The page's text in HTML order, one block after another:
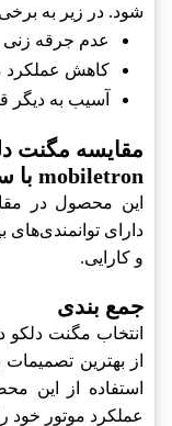
شود. در زیر به
عدم جرقه
کاهش عملکرد
آسیب به
مقایسه مگنت
mobiletron با سایر محصولات مشابه
این محصول در
دارای
و کارایی.
جمع بندی
از بهترین
استفاده از این
عملکرد موتور خود